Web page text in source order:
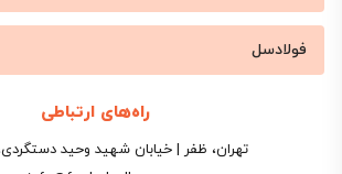
فولادسل
راه‌های ارتباطی
تهران، ظفر | خیابان شهید وحید دستگردی،